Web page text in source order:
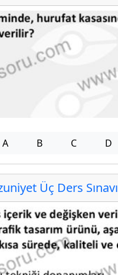
A B C D
Üç Ders Sınavı